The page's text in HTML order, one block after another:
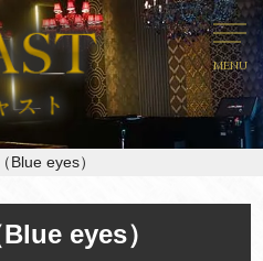
MENU
Blue eyes）
eyes）